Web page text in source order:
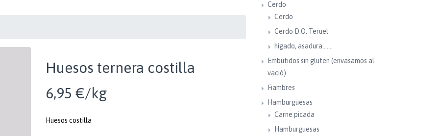
Huesos ternera costilla
6,95 €/kg
Huesos costilla
Cerdo
Cerdo
Cerdo D.O. Teruel
higado, asadura.......
Embutidos sin gluten (envasamos al
vació)
Fiambres
Hamburguesas
Carne picada
Hamburguesas